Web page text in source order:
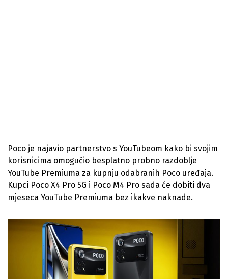
Poco je najavio partnerstvo s YouTubeom kako bi svojim
korisnicima omogućio besplatno probno razdoblje
YouTube Premiuma za kupnju odabranih Poco uređaja.
Kupci Poco X4 Pro 5G i Poco M4 Pro sada će dobiti dva
mjeseca YouTube Premiuma bez ikakve naknade.